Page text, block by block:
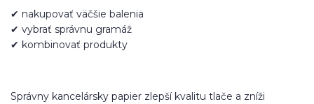
✔ nakupovať väčšie balenia
✔ vybrať správnu gramáž
✔ kombinovať produkty
Správny kancelársky papier zlepší kvalitu tlače a zníži